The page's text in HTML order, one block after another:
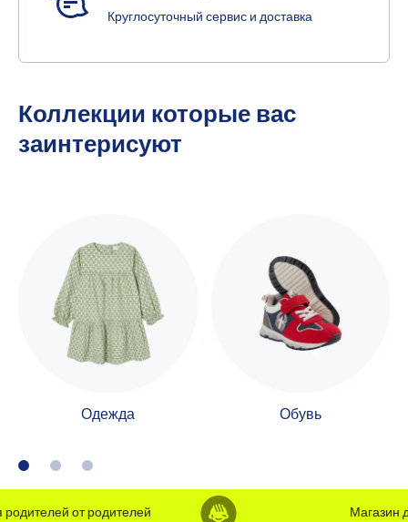
Круглосуточный сервис и доставка
Коллекции которые вас
заинтерисуют
Одежда Обувь
от родителей Магазин